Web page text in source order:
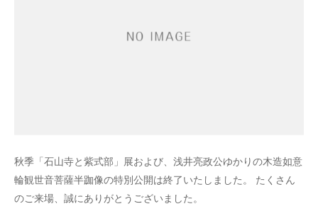
秋季「石山寺と紫式部」展および、浅井亮政公ゆかりの木造如意
輪観世音菩薩半跏像の特別公開は終了いたしました。 たくさん
のご来場、誠にありがとうございました。